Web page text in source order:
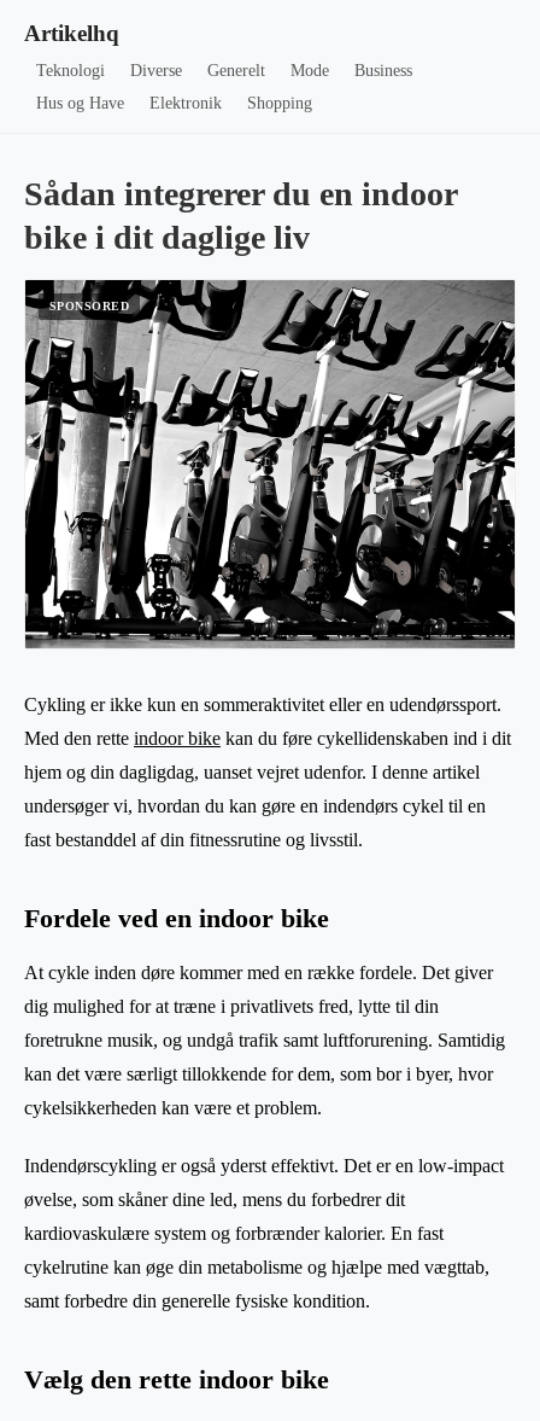
Artikelhq
Teknologi Diverse Generelt Mode
Business
Hus og Have
Elektronik Shopping
Sådan integrerer du en indoor
bike i dit daglige liv
Cykling er ikke kun en sommeraktivitet eller en udendørssport.
Med den rette indoor bike kan du føre cykellidenskaben ind i dit
hjem og din dagligdag, uanset vejret udenfor. I denne artikel
undersøger vi, hvordan du kan gøre en indendørs cykel til en
fast bestanddel af din fitnessrutine og livsstil.
Fordele ved en indoor bike
At cykle inden døre kommer med en række fordele. Det giver
dig mulighed for at træne i privatlivets fred, lytte til din
foretrukne musik, og undgå trafik samt luftforurening. Samtidig
kan det være særligt tillokkende for dem, som bor i byer, hvor
cykelsikkerheden kan være et problem.
Indendørscykling er også yderst effektivt. Det er en low-impact
øvelse, som skåner dine led, mens du forbedrer dit
kardiovaskulære system og forbrænder kalorier. En fast
cykelrutine kan øge din metabolisme og hjælpe med vægttab,
samt forbedre din generelle fysiske kondition.
Vælg den rette indoor bike